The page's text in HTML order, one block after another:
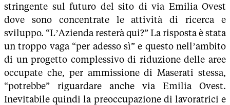
stringente sul futuro del sito di via Emilia Ovest
dove sono concentrate le attività di ricerca e
sviluppo. “L’Azienda resterà qui?” La risposta è stata
un troppo vaga “per adesso sì” e questo nell’ambito
di un progetto complessivo di riduzione delle aree
occupate che, per ammissione di Maserati stessa,
“potrebbe” riguardare anche via Emilia Ovest.
Inevitabile quindi la preoccupazione di lavoratrici e